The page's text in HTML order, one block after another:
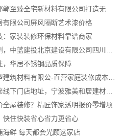
邯山健康设计：邯郸至臻全宅新材料有限公司打造无醛生活
有限公司屏风隔断艺术漆价格
：家装装修环保材料靠谱商家
，华居不锈钢品质保障
海南万赢饰家新型建筑材料有限公-直营家庭装修成本管控
宁波奉化家装装修线下门店地址，宁波雅美和居建材科技有限公司到店咨询
全屋装修？精匠饰家透明报价零增项
快住快装省心省力更省心
海鲜 每天都会光顾这家店